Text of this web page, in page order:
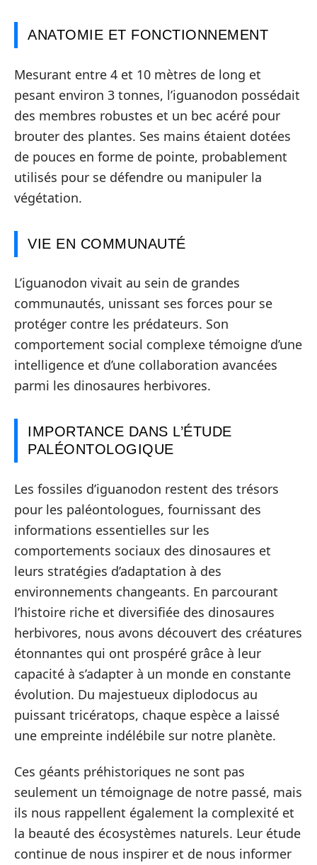
ANATOMIE ET FONCTIONNEMENT
Mesurant entre 4 et 10 mètres de long et
pesant environ 3 tonnes, l’iguanodon possédait
des membres robustes et un bec acéré pour
brouter des plantes. Ses mains étaient dotées
de pouces en forme de pointe, probablement
utilisés pour se défendre ou manipuler la
végétation.
VIE EN COMMUNAUTÉ
L’iguanodon vivait au sein de grandes
communautés, unissant ses forces pour se
protéger contre les prédateurs. Son
comportement social complexe témoigne d’une
intelligence et d’une collaboration avancées
parmi les dinosaures herbivores.
IMPORTANCE DANS L’ÉTUDE
PALÉONTOLOGIQUE
Les fossiles d’iguanodon restent des trésors
pour les paléontologues, fournissant des
informations essentielles sur les
comportements sociaux des dinosaures et
leurs stratégies d’adaptation à des
environnements changeants. En parcourant
l’histoire riche et diversifiée des dinosaures
herbivores, nous avons découvert des créatures
étonnantes qui ont prospéré grâce à leur
capacité à s’adapter à un monde en constante
évolution. Du majestueux diplodocus au
puissant tricératops, chaque espèce a laissé
une empreinte indélébile sur notre planète.
Ces géants préhistoriques ne sont pas
seulement un témoignage de notre passé, mais
ils nous rappellent également la complexité et
la beauté des écosystèmes naturels. Leur étude
continue de nous inspirer et de nous informer